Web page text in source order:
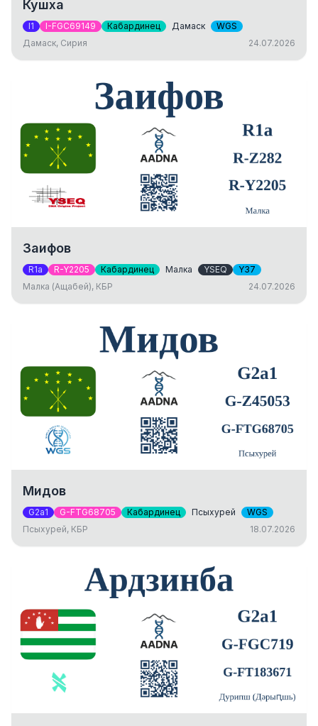
Кушха
I1 I-FGC69149 Кабардинец Дамаск
WGS
Дамаск, Сирия
24.07.2026
Заифов
R1a R-Y2205 Кабардинец Малка YSEQ
Y37
Малка (Ащабей), КБР
24.07.2026
Мидов
G2a1 G-FTG68705 Кабардинец Псыхурей
WGS
Псыхурей, КБР
18.07.2026